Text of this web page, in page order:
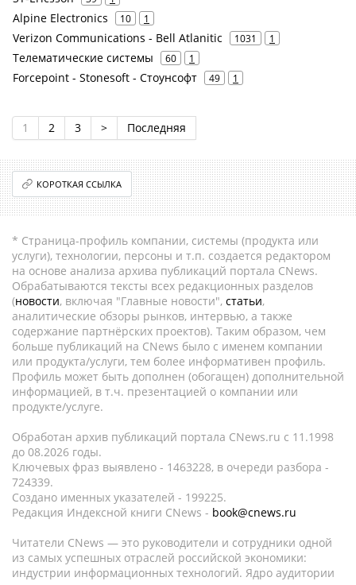
Alpine Electronics 10 1
Verizon Communications - Bell Atlanitic 1031 1
Телематические системы 60 1
Forcepoint - Stonesoft - Стоунсофт 49 1
1 2 3 > Последняя
КОРОТКАЯ ССЫЛКА
* Страница-профиль компании, системы (продукта или
услуги), технологии, персоны и т.п. создается редактором
на основе анализа архива публикаций портала CNews.
Обрабатываются тексты всех редакционных разделов
(новости, включая "Главные новости", статьи,
аналитические обзоры рынков, интервью, а также
содержание партнёрских проектов). Таким образом, чем
больше публикаций на CNews было с именем компании
или продукта/услуги, тем более информативен профиль.
Профиль может быть дополнен (обогащен) дополнительной
информацией, в т.ч. презентацией о компании или
продукте/услуге.
Обработан архив публикаций портала CNews.ru c 11.1998
до 08.2026 годы.
Ключевых фраз выявлено - 1463228, в очереди разбора -
724339.
Создано именных указателей - 199225.
Редакция Индексной книги CNews - book@cnews.ru
Читатели CNews — это руководители и сотрудники одной
из самых успешных отраслей российской экономики:
индустрии информационных технологий. Ядро аудитории